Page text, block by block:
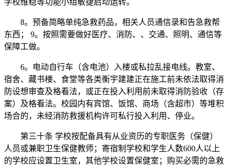
学校维稳等功能小组敏捷启动运转。
8。预备简略单纯急救药品，相关人员通信录和告急救帮
东西； 9。按照需要做好医疗、消防、、交通、照明、通信等
保障工做。
6。电动自行车（含电池）入楼或私拉乱接电线。教室、
宿舍、藏书楼、食堂等各类衡宇建建正在施工前未依法取得消
防设想审查及格看法，或正在投入利用前未取得消防验收（存
案）及格看法。校园内有宾馆、饭馆、商场（含超市）等堆积
场合的，未经消防救援机构许可私行投入利用、停业。
第三十条 学校按配备具有从业资历的专职医务（保健）
人员或兼职卫生保健教师；寄宿制学校和学生人数600人以上
的学校应设置卫生室，其他学校设置保健室；购买必需的急救